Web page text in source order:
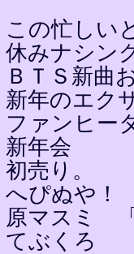
この忙しい
休みナシン
ＢＴＳ新曲
新年のエク
ファンヒー
新年会
初売り。
へぴぬや！
原マスミ
てぶくろ